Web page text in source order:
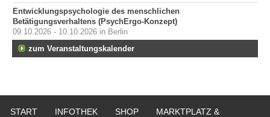
Entwicklungspsychologie des menschlichen
Betätigungsverhaltens (PsychErgo-Konzept)
09.10.2026 - 10.10.2026 in Berlin
zum Veranstaltungskalender
START INFOTHEK SHOP
MARKTPLATZ &